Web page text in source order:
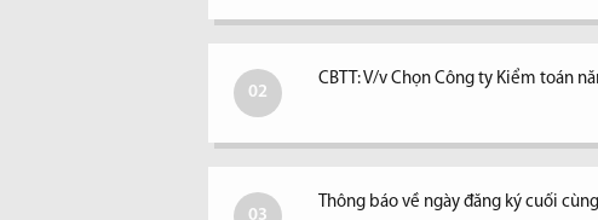
02
CBTT: V/v Chọn Công ty Kiểm toán
03
Thông báo về ngày đăng ký cuối